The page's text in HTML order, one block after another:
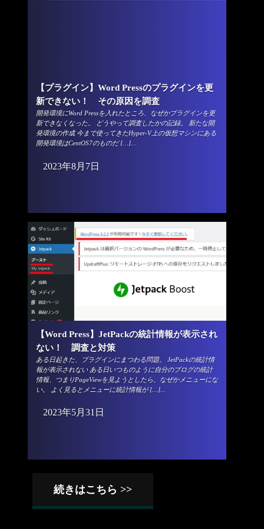
【プラグイン】Word Pressのプラグインを更
新できない！ その原因を調査
開発環境にWord Pressを入れたところ、なぜかプラグインを更
新できなくなった。 どうやって調査したかの記録。 新たな開
発環境の作成 今まで使ってきたHyper-V上の仮想マシンにある
開発環境はCentOS7のものだ […]...
2023年8月7日
【Word Press】JetPackの統計情報が表示され
ない！ 調査と対策
ある日起きた、プラグインにまつわる問題。 JetPackの統計情
報が表示されない ある日いつものように自分のブログの統計
情報、つまりPageViewを見ようとしたら、なぜかメニューにな
い。 よく見るとメニューに統計情報が […]...
2023年5月31日
続きはこちら